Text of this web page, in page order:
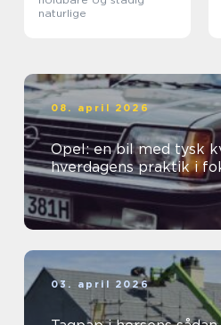
naturlige
08. april 2026
Opel: en bil med tysk
hverdagens praktik i
03. april 2026